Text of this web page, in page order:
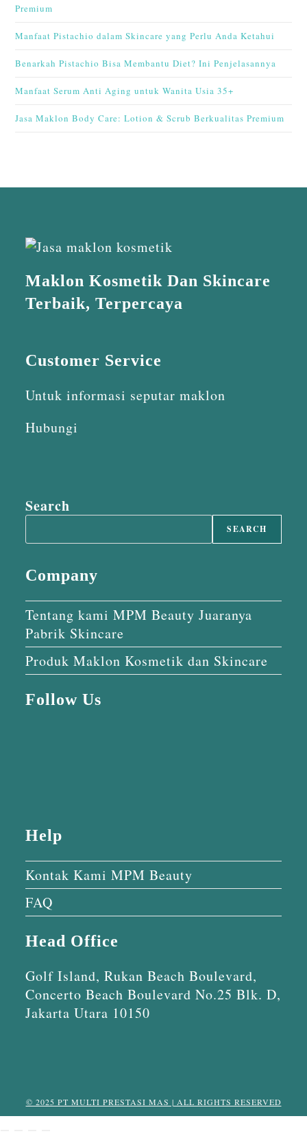
Premium
Manfaat Pistachio dalam Skincare yang Perlu Anda Ketahui
Benarkah Pistachio Bisa Membantu Diet? Ini Penjelasannya
Manfaat Serum Anti Aging untuk Wanita Usia 35+
Jasa Maklon Body Care: Lotion & Scrub Berkualitas Premium
Maklon Kosmetik Dan Skincare
Terbaik, Terpercaya
Customer Service
Untuk informasi seputar maklon
Hubungi
Search
SEARCH
Company
Tentang kami MPM Beauty Juaranya
Pabrik Skincare
Produk Maklon Kosmetik dan Skincare
Follow Us
Help
Kontak Kami MPM Beauty
FAQ
Head Office
Golf Island, Rukan Beach Boulevard,
Concerto Beach Boulevard No.25 Blk. D,
Jakarta Utara 10150
© 2025 PT MULTI PRESTASI MAS | ALL RIGHTS RESERVED